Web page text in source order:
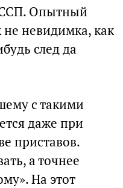
Опытный
не невидимка, как
след да
с такими
даже при
приставов.
а точнее
На этот